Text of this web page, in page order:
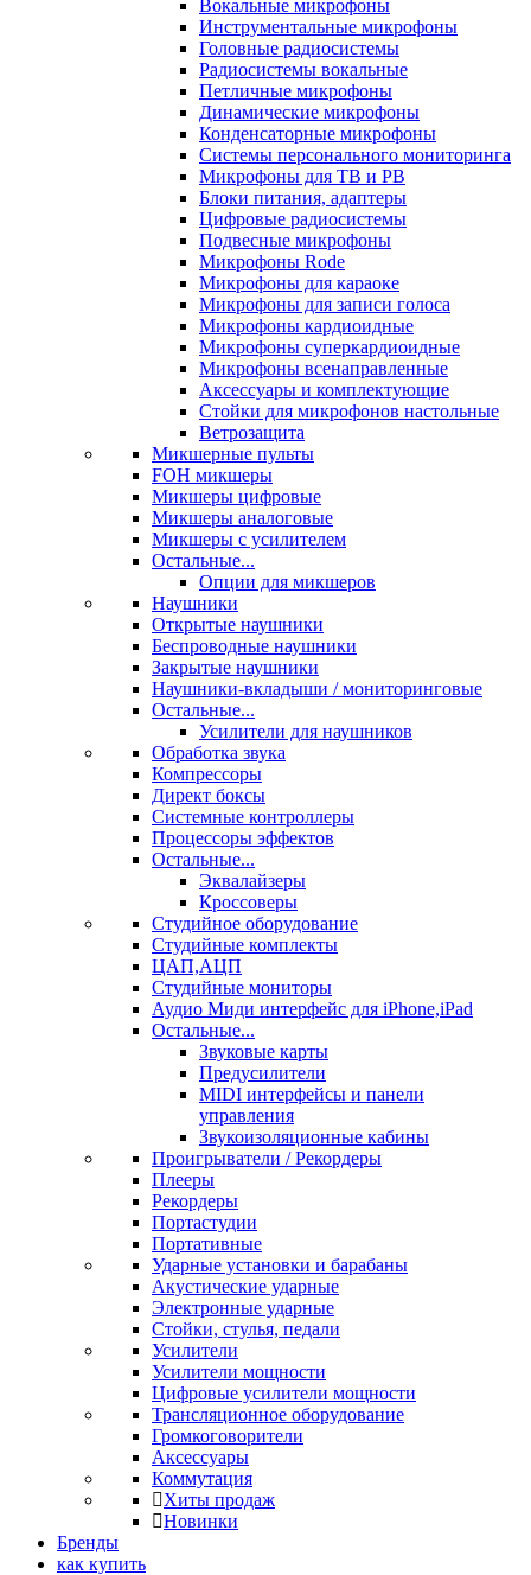
Вокальные микрофоны
Инструментальные микрофоны
Головные радиосистемы
Радиосистемы вокальные
Петличные микрофоны
Динамические микрофоны
Конденсаторные микрофоны
Системы персонального мониторинга
Микрофоны для ТВ и РВ
Блоки питания, адаптеры
Цифровые радиосистемы
Подвесные микрофоны
Микрофоны Rode
Микрофоны для караоке
Микрофоны для записи голоса
Микрофоны кардиоидные
Микрофоны суперкардиоидные
Микрофоны всенаправленные
Аксессуары и комплектующие
Стойки для микрофонов настольные
Ветрозащита
Микшерные пульты
FOH микшеры
Микшеры цифровые
Микшеры аналоговые
Микшеры с усилителем
Остальные...
Опции для микшеров
Наушники
Открытые наушники
Беспроводные наушники
Закрытые наушники
Наушники-вкладыши / мониторинговые
Остальные...
Усилители для наушников
Обработка звука
Компрессоры
Директ боксы
Системные контроллеры
Процессоры эффектов
Остальные...
Эквалайзеры
Кроссоверы
Студийное оборудование
Студийные комплекты
ЦАП,АЦП
Студийные мониторы
Аудио Миди интерфейс для iPhone,iPad
Остальные...
Звуковые карты
Предусилители
MIDI интерфейсы и панели
управления
Звукоизоляционные кабины
Проигрыватели / Рекордеры
Плееры
Рекордеры
Портастудии
Портативные
Ударные установки и барабаны
Акустические ударные
Электронные ударные
Стойки, стулья, педали
Усилители
Усилители мощности
Цифровые усилители мощности
Трансляционное оборудование
Громкоговорители
Аксессуары
Коммутация
Хиты продаж
Новинки
Бренды
как купить